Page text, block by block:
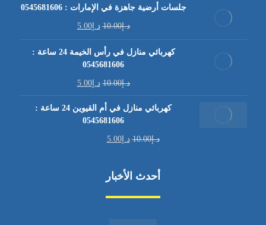
جلسات أرضية جاهزة في الإمارات : 0545681606
د.إ10.00 د.إ5.00
كهربائي منازل في رأس الخيمة 24 ساعة :
0545681606
د.إ10.00 د.إ5.00
كهربائي منازل في أم القيوين 24 ساعة :
0545681606
د.إ10.00 د.إ5.00
أحدث الأخبار